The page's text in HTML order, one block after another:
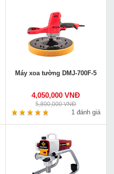
Máy xoa tường DMJ-700F-5
4,050,000 VNĐ
5,800,000 VNĐ
1 đánh giá